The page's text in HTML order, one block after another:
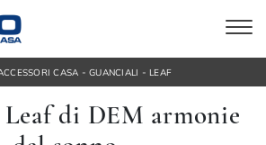
CASA - GUANCIALI - LEAF
di DEM armonie